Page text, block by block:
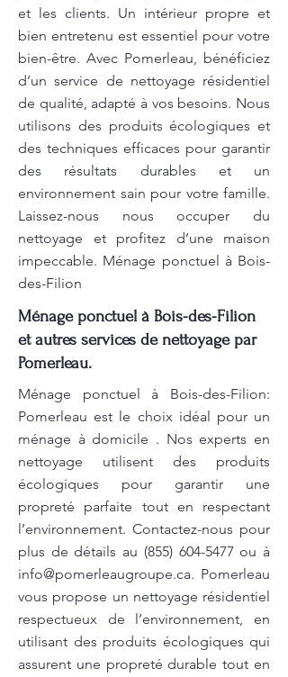
et les clients. Un intérieur propre et
bien entretenu est essentiel pour votre
bien-être. Avec Pomerleau, bénéficiez
d’un service de nettoyage résidentiel
de qualité, adapté à vos besoins. Nous
utilisons des produits écologiques et
des techniques efficaces pour garantir
des résultats durables et un
environnement sain pour votre famille.
Laissez-nous nous occuper du
nettoyage et profitez d’une maison
impeccable. Ménage ponctuel à Bois-
des-Filion
Ménage ponctuel à Bois-des-Filion
et autres services de nettoyage par
Pomerleau.
Ménage ponctuel à Bois-des-Filion:
Pomerleau est le choix idéal pour un
ménage à domicile . Nos experts en
nettoyage utilisent des produits
écologiques pour garantir une
propreté parfaite tout en respectant
l’environnement. Contactez-nous pour
plus de détails au (855) 604-5477 ou à
info@pomerleaugroupe.ca. Pomerleau
vous propose un nettoyage résidentiel
respectueux de l’environnement, en
utilisant des produits écologiques qui
assurent une propreté durable tout en